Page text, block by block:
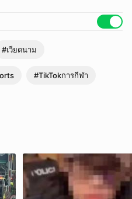
#เวียดนาม
#TikTokการกีฬา